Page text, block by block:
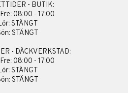
- BUTIK:
08:00 - 17:00
STÄNGT
STÄNGT
- DÄCKVERKSTAD:
08:00 - 17:00
STÄNGT
STÄNGT